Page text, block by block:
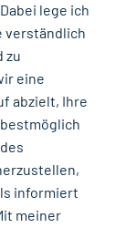
lege ich
verständlich
zu
eine
abzielt, Ihre
informiert
meiner